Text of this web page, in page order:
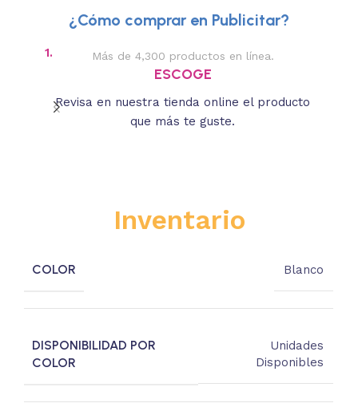
¿Cómo comprar en Publicitar?
1. Más de 4,300 productos en línea.
ESCOGE
Revisa en nuestra tienda online el producto
que más te guste.
Inventario
COLOR Blanco
DISPONIBILIDAD POR
COLOR
Unidades
Disponibles